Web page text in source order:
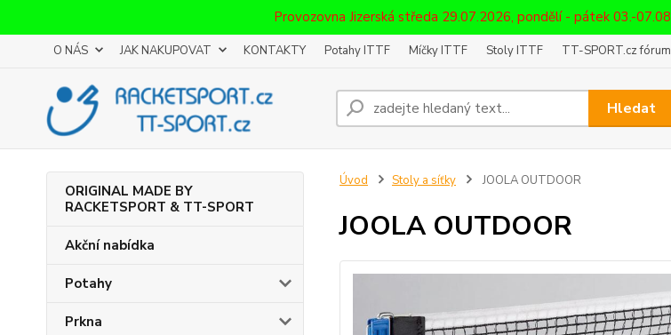
Provozovna Jizerská středa 29.07.2026, pondělí - pátek 03.-
O NÁS JAK NAKUPOVAT KONTAKTY Potahy ITTF Míčky ITTF Stoly ITTF TT-SPORT.cz fórum
Hledat
ORIGINAL MADE BY
RACKETSPORT & TT-SPORT
Akční nabídka
Potahy
Prkna
Úvod Stoly a síťky JOOLA OUTDOOR
JOOLA OUTDOOR